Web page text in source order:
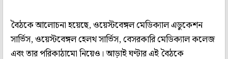
বৈঠকে আলোচনা হয়েছে, ওয়েস্টবেঙ্গল মেডিক‌্যাল এডুকেশন
সার্ভিস, ওয়েস্টবেঙ্গল হেলথ সার্ভিস, বেসরকারি মেডিক‌্যাল কলেজ
এবং তার পরিকাঠামো নিয়েও। আড়াই ঘণ্টার এই বৈঠকে